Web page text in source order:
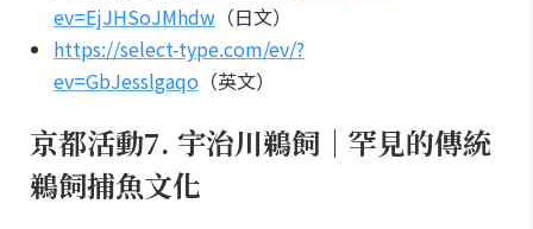
ev=EjJHSoJMhdw （日文）
https://select-type.com/ev/?
ev=GbJesslgaqo （英文）
京都活動7. 宇治川鵜飼｜罕見的傳統
鵜飼捕魚文化